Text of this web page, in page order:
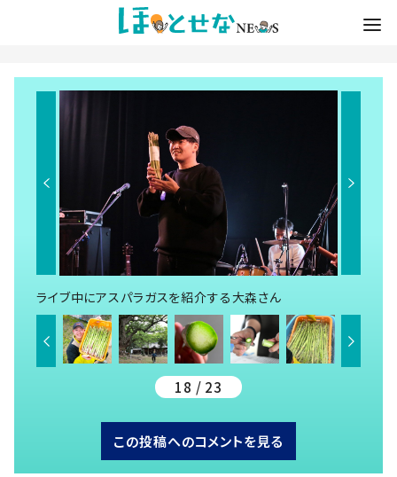
ライブ中にアスパラガスを紹介する大森さん
18 / 23
この投稿へのコメントを見る